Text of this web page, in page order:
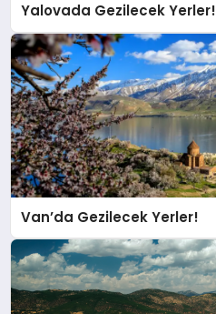
Yalovada Gezilecek Yerler!
Van’da Gezilecek Yerler!